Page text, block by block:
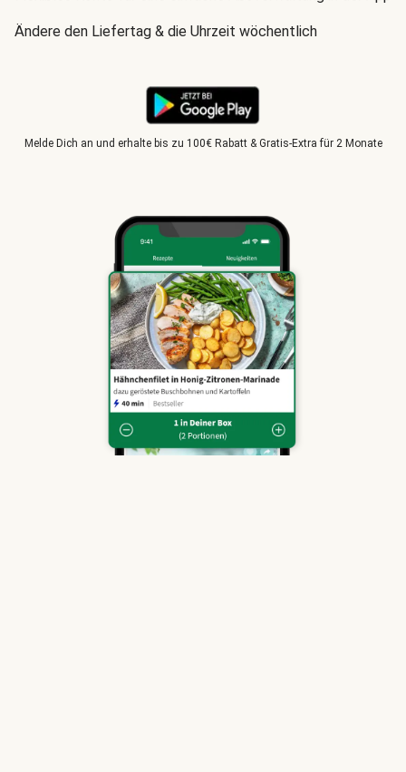
Ändere den Liefertag & die Uhrzeit wöchentlich
Melde Dich an und erhalte bis zu 100€ Rabatt & Gratis-Extra für 2 Monate